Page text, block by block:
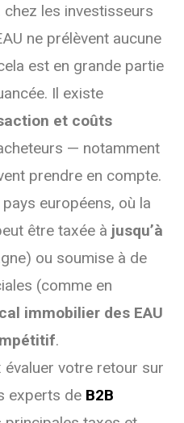
les investisseurs
ne prélèvent aucune
est en grande partie
Il existe
et coûts
— notamment
prendre en compte.
européens, où la
être taxée à jusqu’à
ou soumise à de
(comme en
immobilier des EAU
.
évaluer votre retour sur
experts de B2B